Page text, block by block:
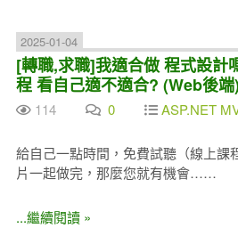
2025-01-04
[轉職,求職]我適合做 程式設計
程 看自己適不適合? (Web後
114 0 ASP.NET
給自己一點時間，免費試聽（線上課
片一起做完，那麼您就有機會……
...繼續閱讀 »